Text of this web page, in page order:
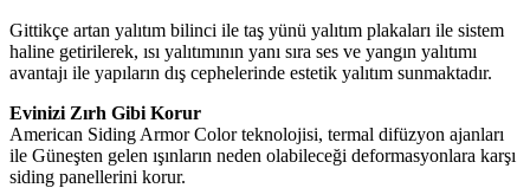
Gittikçe artan yalıtım bilinci ile taş yünü yalıtım plakaları ile sistem
haline getirilerek, ısı yalıtımının yanı sıra ses ve yangın yalıtımı
avantajı ile yapıların dış cephelerinde estetik yalıtım sunmaktadır.
Evinizi Zırh Gibi Korur
American Siding Armor Color teknolojisi, termal difüzyon ajanları
ile Güneşten gelen ışınların neden olabileceği deformasyonlara karşı
siding panellerini korur.